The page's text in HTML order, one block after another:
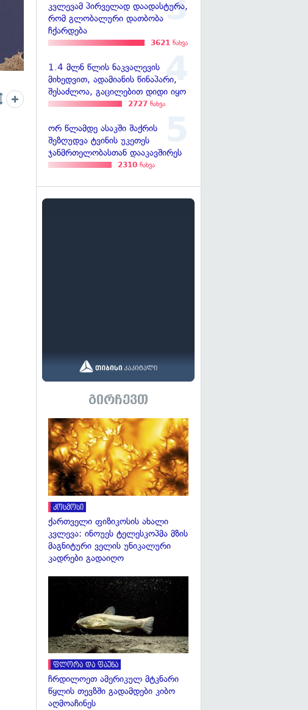
კვლევამ პირველად დაადასტურა,
რომ გლობალური დათბობა
ჩქარდება
3621 ნახვა
1.4 მლნ წლის ნაკვალევის
მიხედვით, ადამიანის წინაპარი,
შესაძლოა, გაცილებით დიდი იყო
2727 ნახვა
ორ წლამდე ასაკში შაქრის
შეზღუდვა ტვინის უკეთეს
ჯანმრთელობასთან დააკავშირეს
2310 ნახვა
გირჩევთ
კოსმოსი
ქართველი ფიზიკოსის ახალი
კვლევა: ინოუეს ტელესკოპმა მზის
მაგნიტური ველის უნიკალური
კადრები გადაიღო
ფლორა და ფაუნა
ჩრდილოეთ ამერიკულ მტკნარი
წყლის თევზში გადამდები კიბო
აღმოაჩინეს